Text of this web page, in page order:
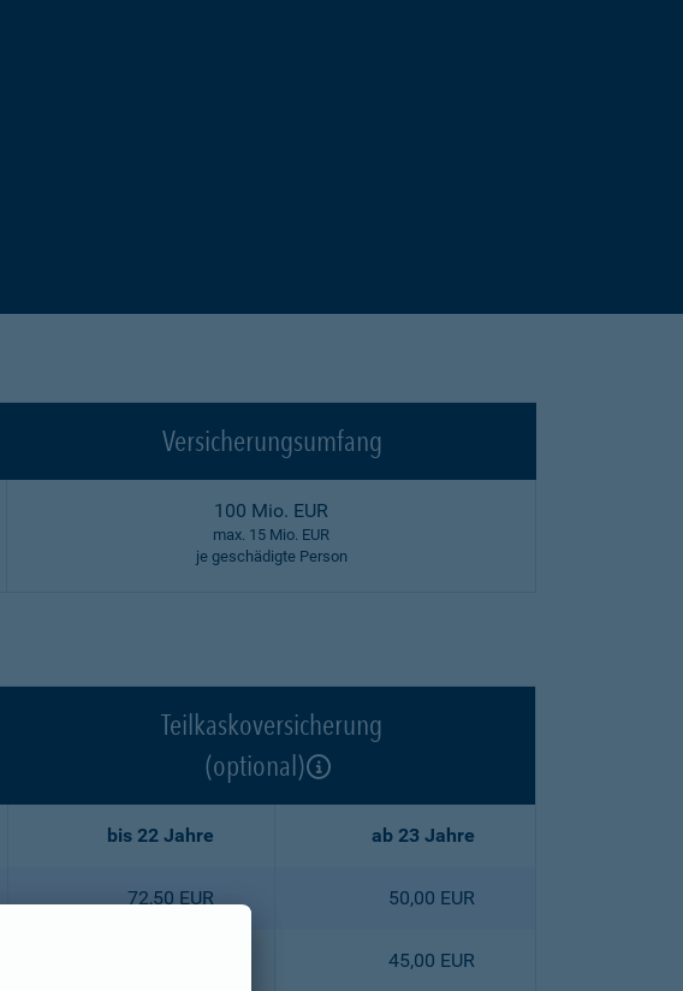
Versicherungsumfang
100 Mio. EUR
max. 15 Mio. EUR
je geschädigte Person
Teilkaskoversicherung
(optional)
bis 22 Jahre ab 23 Jahre
72,50 EUR 50,00 EUR
45,00 EUR